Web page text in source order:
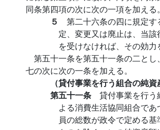
同条第四項の次に次の一項を加える。
５ 第二十六条の四に規定す
定、変更又は廃止は、当
を受けなければ、その効力
第五十一条を第五十一条の二とし
七の次に次の一条を加える。
（貸付事業を行う組合の純資
第五十一条 貸付事業を行う
よる消費生活協同組合であ
員の総数が政令で定める